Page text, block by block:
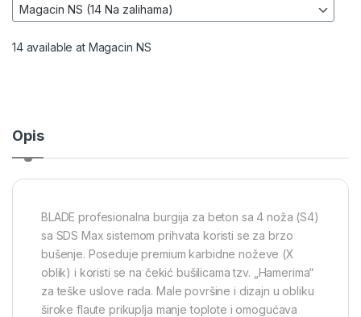
14 available at Magacin NS
Opis
BLADE profesionalna burgija za beton sa 4 noža (S4)
sa SDS Max sistemom prihvata koristi se za brzo
bušenje. Poseduje premium karbidne noževe (X
oblik) i koristi se na čekić bušilicama tzv. „Hamerima“
za teške uslove rada. Male površine i dizajn u obliku
široke flaute prikuplja manje toplote i omogućava